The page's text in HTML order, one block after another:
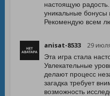
настоящую
уникальные бонусы
Рекомендую всем
anisat-8533 29
Эта игра стала
Увлекательные
делают процесс
загадка требует
возможность